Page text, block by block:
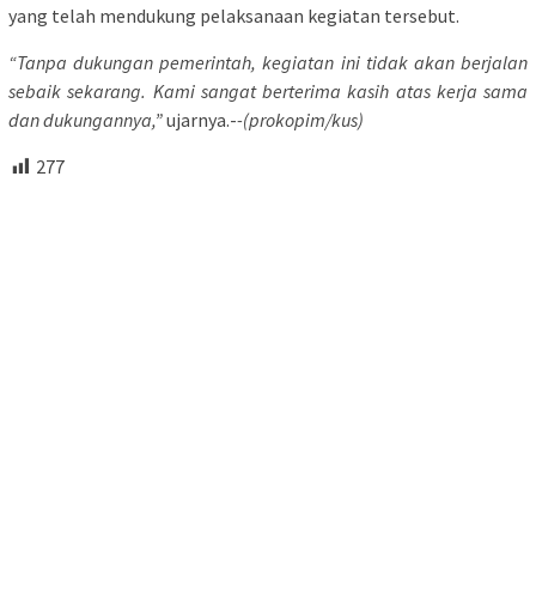
yang telah mendukung pelaksanaan kegiatan tersebut.
“Tanpa dukungan pemerintah, kegiatan ini tidak akan berjalan
sebaik sekarang. Kami sangat berterima kasih atas kerja sama
dan dukungannya,”ujarnya.--(prokopim/kus)
277